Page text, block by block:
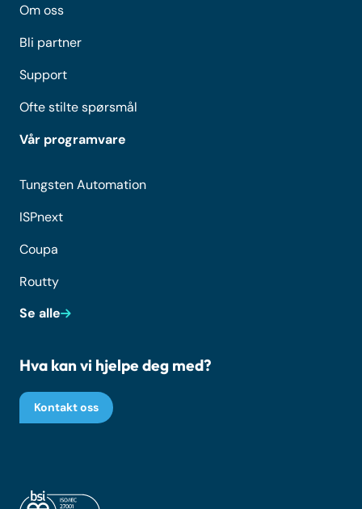
Om oss
Bli partner
Support
Ofte stilte spørsmål
Vår programvare
Tungsten Automation
ISPnext
Coupa
Routty
Se alle
Hva kan vi hjelpe deg med?
Kontakt oss